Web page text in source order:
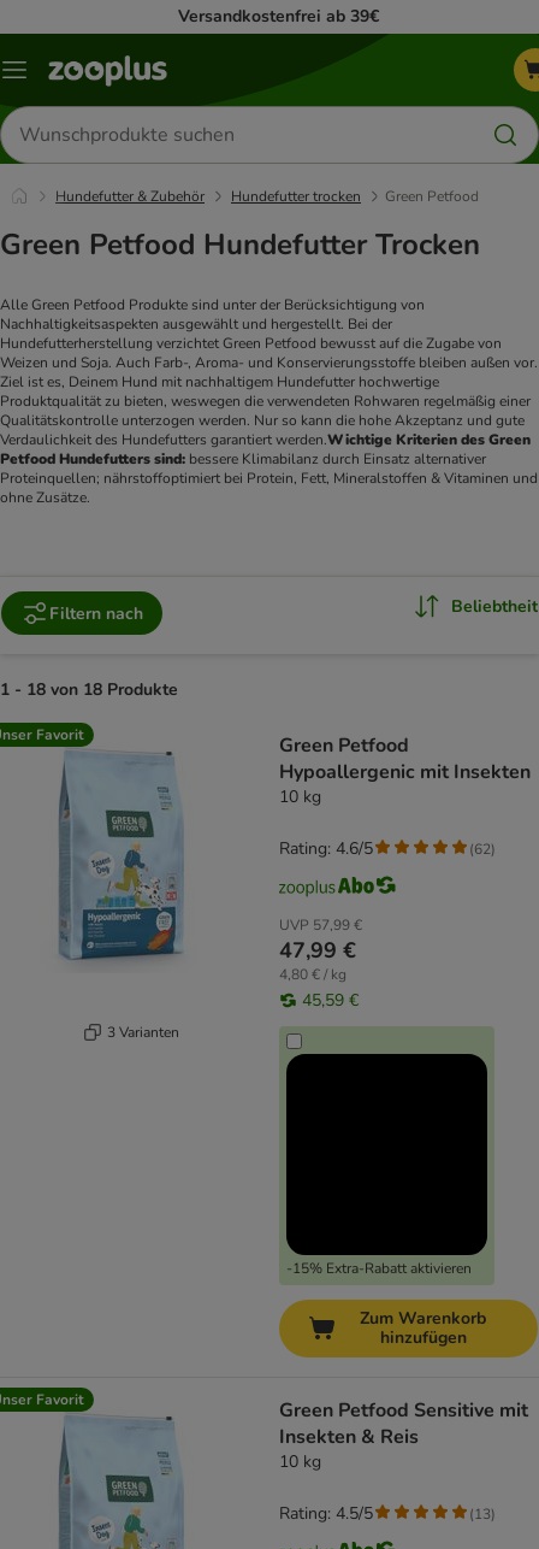
Versandkostenfrei ab 39€
Menü
Produkte
suchen
Hundefutter & Zubehör Hundefutter trocken Green Petfood
Green Petfood Hundefutter Trocken
Alle Green Petfood Produkte sind unter der Berücksichtigung von
Nachhaltigkeitsaspekten ausgewählt und hergestellt. Bei der
Hundefutterherstellung verzichtet Green Petfood bewusst auf die Zugabe von
Weizen und Soja. Auch Farb-, Aroma- und Konservierungsstoffe bleiben außen vor.
Ziel ist es, Deinem Hund mit nachhaltigem Hundefutter hochwertige
Produktqualität zu bieten, weswegen die verwendeten Rohwaren regelmäßig einer
Qualitätskontrolle unterzogen werden. Nur so kann die hohe Akzeptanz und gute
Verdaulichkeit des Hundefutters garantiert werden.Wichtige Kriterien des Green
Petfood Hundefutters sind: bessere Klimabilanz durch Einsatz alternativer
Proteinquellen; nährstoffoptimiert bei Protein, Fett, Mineralstoffen & Vitaminen und
ohne Zusätze.
Filtern nach Beliebtheit
1 - 18 von 18 Produkte
product items have been changed
Favorit
3 Varianten
Green Petfood
Hypoallergenic mit Insekten
10 kg
UVP 57,99 €
47,99 €
4,80 € / kg
45,59 €
-15% Extra-Rabatt aktivieren
Rating: 4.6/5 (62)
Zum Warenkorb
hinzufügen
Favorit
Green Petfood Sensitive mit
Insekten & Reis
10 kg
Rating: 4.5/5 (13)